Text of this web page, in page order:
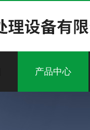
产品中心